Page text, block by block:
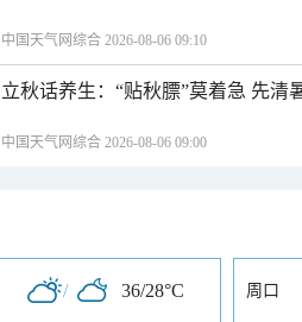
中国天气网综合 2026-08-06 09:10
立秋话养生：“贴秋膘”莫着急 先清
中国天气网综合 2026-08-06 09:00
/ 36/28°C 周口